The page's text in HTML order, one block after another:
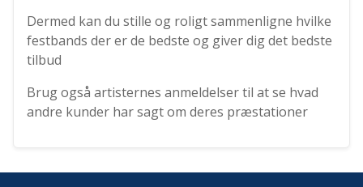
Dermed kan du stille og roligt sammenligne hvilke
festbands der er de bedste og giver dig det bedste
tilbud
Brug også artisternes anmeldelser til at se hvad
andre kunder har sagt om deres præstationer